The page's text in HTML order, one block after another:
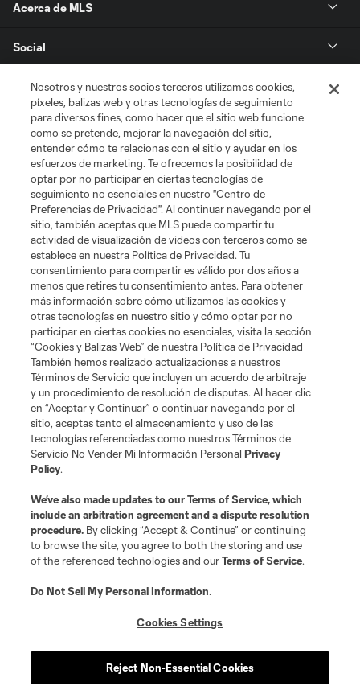
Acerca de MLS
Social
Tienda
Club Sites
Términos de servicio Política de privacidad
No vender mi información
Cookies Settings
©2026 MLS. El nombre y escudo de la Major League Soccer y MLS son
marcas registradas de League Soccer, L.L.C. (“MLS”). Los nombres y logos
de los equipos de la MLS están registrados y son marcas bajo ley común
de la MLS o son usadas con el permiso de sus propietarios. Uso
desautorizado está prohibido.
Nosotros y nuestros socios terceros utilizamos cookies,
píxeles, balizas web y otras tecnologías de seguimiento
para diversos fines, como hacer que el sitio web funcione
como se pretende, mejorar la navegación del sitio,
entender cómo te relacionas con el sitio y ayudar en los
esfuerzos de marketing. Te ofrecemos la posibilidad de
optar por no participar en ciertas tecnologías de
seguimiento no esenciales en nuestro "Centro de
Preferencias de Privacidad". Al continuar navegando por el
sitio, también aceptas que MLS puede compartir tu
actividad de visualización de videos con terceros como se
establece en nuestra Política de Privacidad. Tu
consentimiento para compartir es válido por dos años a
menos que retires tu consentimiento antes. Para obtener
más información sobre cómo utilizamos las cookies y
otras tecnologías en nuestro sitio y cómo optar por no
participar en ciertas cookies no esenciales, visita la sección
“Cookies y Balizas Web” de nuestra Política de Privacidad
También hemos realizado actualizaciones a nuestros
Términos de Servicio que incluyen un acuerdo de arbitraje
y un procedimiento de resolución de disputas. Al hacer clic
en “Aceptar y Continuar” o continuar navegando por el
sitio, aceptas tanto el almacenamiento y uso de las
tecnologías referenciadas como nuestros Términos de
Servicio No Vender Mi Información PersonalPrivacy
Policy.
We’ve also made updates to ourTerms of Service, which
include an arbitration agreement and a dispute resolution
procedure. By clicking “Accept & Continue” or continuing
to browse the site, you agree to both the storing and use
of the referenced technologies and ourTerms of Service.
Do Not Sell My Personal Information.
Cookies Settings
Reject Non-Essential Cookies